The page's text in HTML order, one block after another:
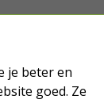
je beter en
goed. Ze